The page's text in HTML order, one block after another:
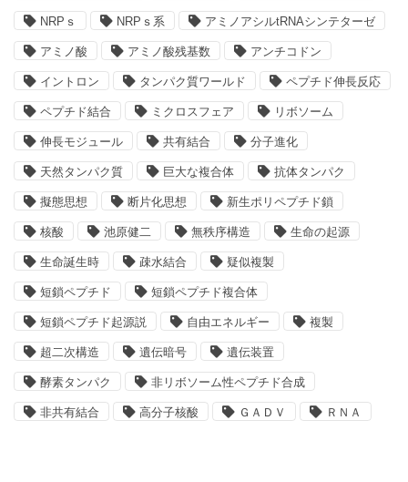
NRPｓ NRPｓ系 アミノアシルtRNAシンテターゼ
アミノ酸 アミノ酸残基数 アンチコドン
イントロン タンパク質ワールド ペプチド伸長反応
ペプチド結合 ミクロスフェア リボソーム
伸長モジュール 共有結合 分子進化
天然タンパク質 巨大な複合体 抗体タンパク
擬態思想 断片化思想 新生ポリペプチド鎖
核酸 池原健二 無秩序構造 生命の起源
生命誕生時 疎水結合 疑似複製
短鎖ペプチド 短鎖ペプチド複合体
短鎖ペプチド起源説 自由エネルギー 複製
超二次構造 遺伝暗号 遺伝装置
酵素タンパク 非リボソーム性ペプチド合成
非共有結合 高分子核酸 ＧＡＤＶ ＲＮＡ